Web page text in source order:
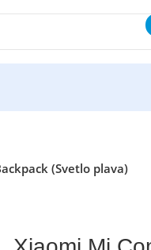
(Svetlo plava)